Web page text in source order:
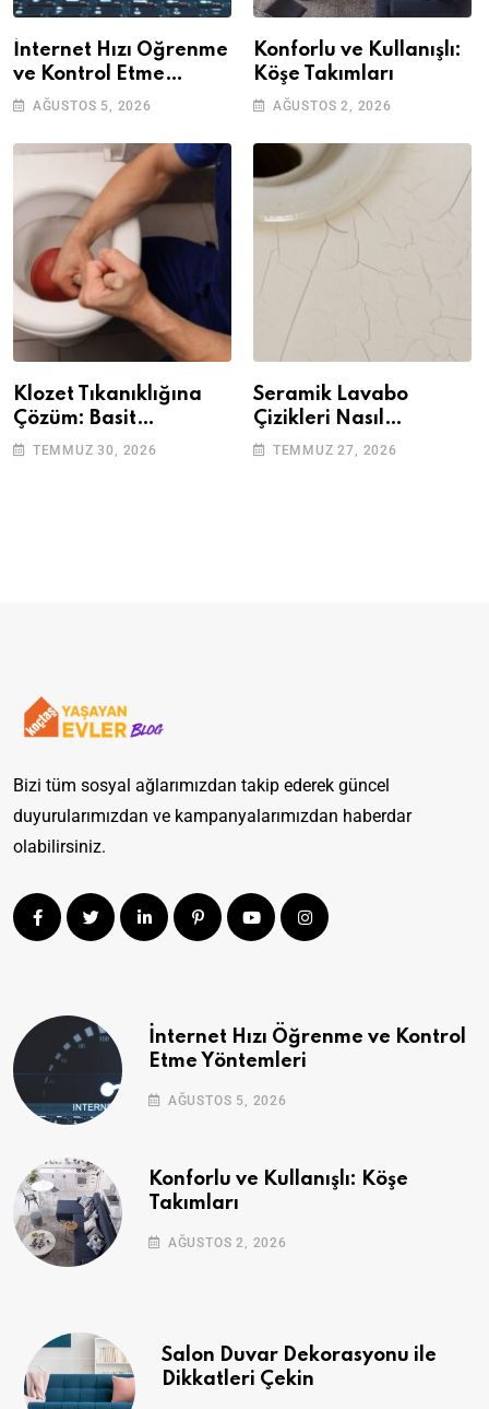
İnternet Hızı Öğrenme
ve Kontrol Etme
Yöntemleri
AĞUSTOS 5, 2026
Konforlu ve Kullanışlı:
Köşe Takımları
AĞUSTOS 2, 2026
Klozet Tıkanıklığına
Çözüm: Basit
Adımlarla Klozetinizi
TEMMUZ 30, 2026
Seramik Lavabo
Çizikleri Nasıl
Giderilir? Adım Adım
TEMMUZ 27, 2026
Bizi tüm sosyal ağlarımızdan takip ederek güncel
duyurularımızdan ve kampanyalarımızdan haberdar
olabilirsiniz.
İnternet Hızı Öğrenme ve Kontrol
Etme Yöntemleri
AĞUSTOS 5, 2026
Konforlu ve Kullanışlı: Köşe
Takımları
AĞUSTOS 2, 2026
Salon Duvar Dekorasyonu ile
Dikkatleri Çekin